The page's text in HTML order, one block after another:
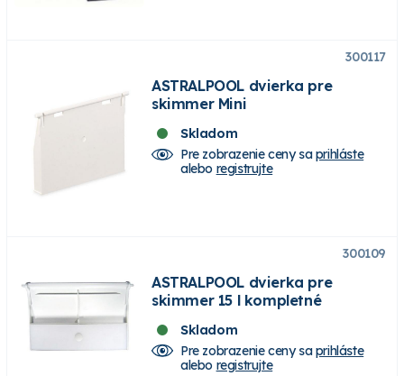
300117
ASTRALPOOL dvierka pre
skimmer Mini
Skladom
Pre zobrazenie ceny saprihláste
alebo registrujte
300109
ASTRALPOOL dvierka pre
skimmer 15 l kompletné
Skladom
Pre zobrazenie ceny saprihláste
alebo registrujte